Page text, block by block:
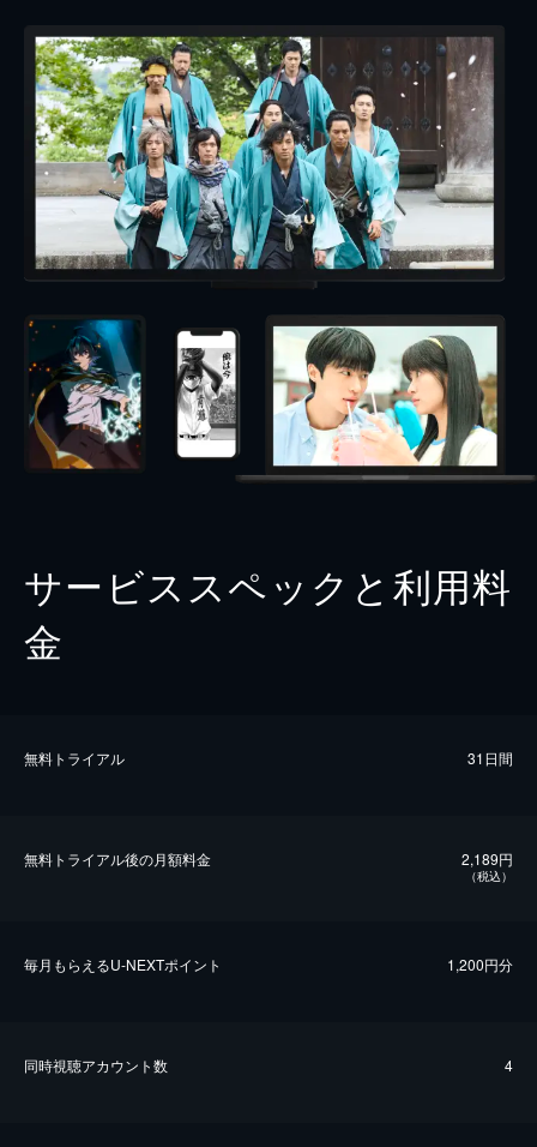
サービススペックと利用料
金
無料トライアル 31日間
無料トライアル後の⽉額料金 2,189円
（税込）
毎⽉もらえるU-NEXTポイント 1,200円分
同時視聴アカウント数 4